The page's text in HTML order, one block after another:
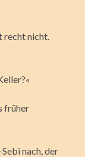
recht nicht.
früher
nach, der